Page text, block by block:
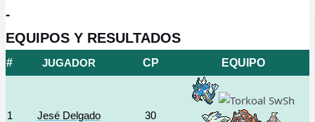
-
EQUIPOS Y RESULTADOS
# JUGADOR CP EQUIPO
1 Jesé Delgado 30